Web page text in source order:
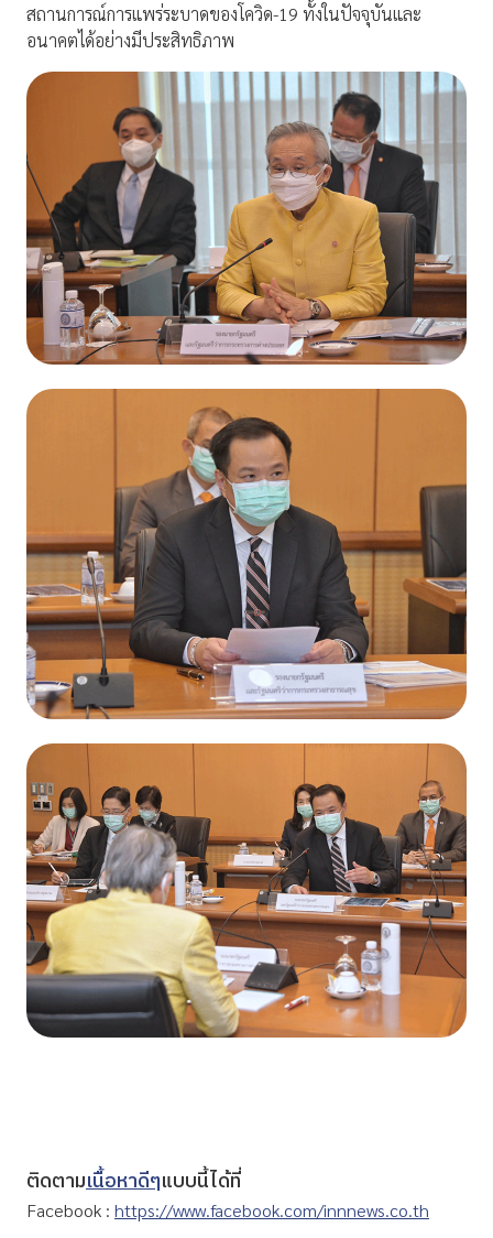
สถานการณ์การแพร่ระบาดของโควิด-19 ทั้งในปัจจุบันและ
อนาคตได้อย่างมีประสิทธิภาพ
ติดตามเนื้อหาดีๆแบบนี้ได้ที่
Facebook : https://www.facebook.com/innnews.co.th